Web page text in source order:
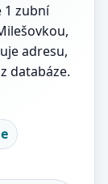
1 zubní
adresu,
databáze.